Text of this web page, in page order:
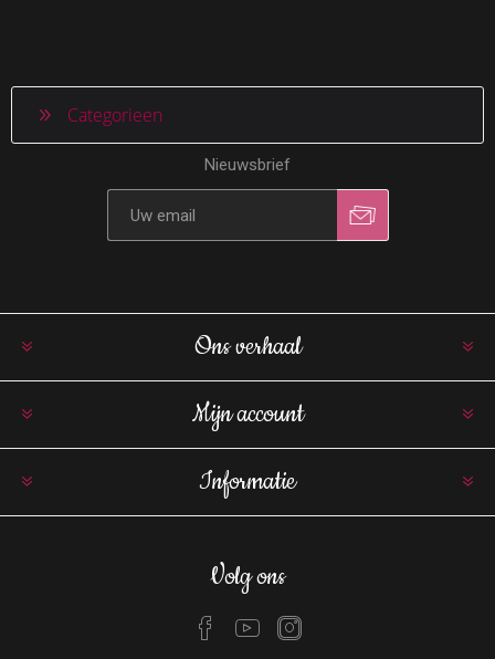
Categorieen
Nieuwsbrief
Ons verhaal
Mijn account
Informatie
Volg ons